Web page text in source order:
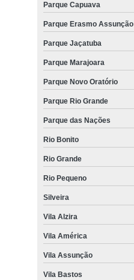
Parque Capuava
Parque Erasmo Assunção
Parque Jaçatuba
Parque Marajoara
Parque Novo Oratório
Parque Rio Grande
Parque das Nações
Rio Bonito
Rio Grande
Rio Pequeno
Silveira
Vila Alzira
Vila América
Vila Assunção
Vila Bastos